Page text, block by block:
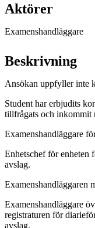
Aktörer
Examenshandläggare
Beskrivning
Ansökan uppfyller inte
Student har erbjudits
tillfrågats och inkommit
Examenshandläggare
Enhetschef för enheten
avslag.
Examenshandläggaren
Examenshandläggare
registraturen för
avslag.